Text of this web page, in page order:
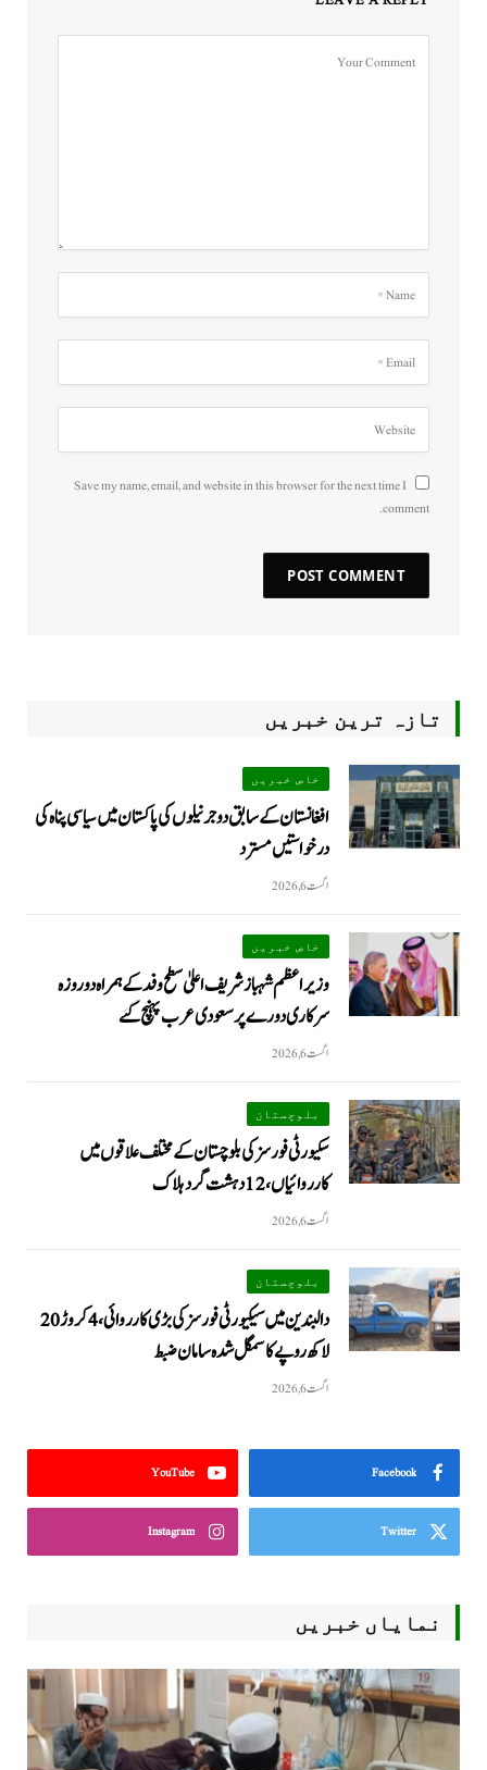
Save my name, email, and website in this browser for the next time I
comment.
تازہ ترین خبریں
خاص خبریں
افغانستان کے سابق دو جرنیلوں کی پاکستان میں سیاسی پناہ کی
درخواستیں مسترد
اگست 6, 2026
خاص خبریں
وزیراعظم شہبازشریف اعلیٰ سطح وفد کے ہمراہ دو روزه
سرکاری دورے پر سعودی عرب پہنچ گئے
اگست 6, 2026
بلوچستان
سکیورٹی فورسز کی بلوچستان کے مختلف علاقوں میں
کارروائیاں ، 12 دہشت گرد ہلاک
اگست 6, 2026
بلوچستان
دالبندین میں سیکیورٹی فورسز کی بڑی کارروائی، 4 کروڑ 20
لاکھ روپے کا سمگل شدہ سامان ضبط
اگست 6, 2026
Facebook
YouTube
Twitter
Instagram
نمایاں خبریں